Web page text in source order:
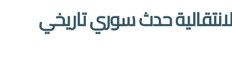
حدث سوري تاريخي